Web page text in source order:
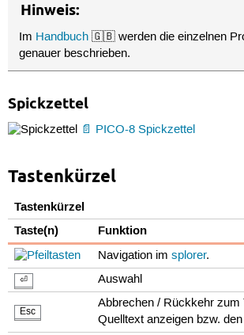
Hinweis:
Im Handbuch 🇬🇧 werden die einzelnen
genauer beschrieben.
Spickzettel
PICO-8 Spickzettel
Tastenkürzel
Tastenkürzel
Taste(n)
Funktion
Navigation imsplorer.
⏎ Auswahl
Esc
Abbrechen / Rückkehr zum
Quelltext anzeigen bzw. den